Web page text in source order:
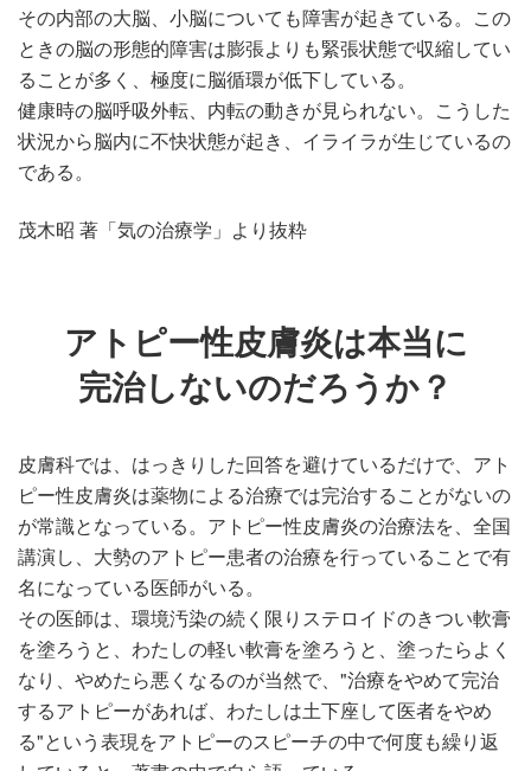
その内部の大脳、小脳についても障害が起きている。この
ときの脳の形態的障害は膨張よりも緊張状態で収縮してい
ることが多く、極度に脳循環が低下している。
健康時の脳呼吸外転、内転の動きが見られない。こうした
状況から脳内に不快状態が起き、イライラが生じているの
である。
茂木昭 著「気の治療学」より抜粋
アトピー性皮膚炎は本当に
完治しないのだろうか？
皮膚科では、はっきりした回答を避けているだけで、アト
ピー性皮膚炎は薬物による治療では完治することがないの
が常識となっている。アトピー性皮膚炎の治療法を、全国
講演し、大勢のアトピー患者の治療を行っていることで有
名になっている医師がいる。
その医師は、環境汚染の続く限りステロイドのきつい軟膏
を塗ろうと、わたしの軽い軟膏を塗ろうと、塗ったらよく
なり、やめたら悪くなるのが当然で、"治療をやめて完治
するアトピーがあれば、わたしは土下座して医者をやめ
る"という表現をアトピーのスピーチの中で何度も繰り返